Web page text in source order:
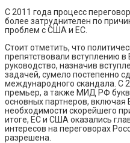
С 2011 года процесс
более затруднителен по
проблем с США и ЕС.
Стоит отметить, что
препятствовали вступлению в
руководство, назначив
задачей, сумело постепенно
международного скандала. С
премьер, а также МИД РФ
основных партнеров,
необходимости скорейшего
итоге, ЕС и США оказались
интересов на переговорах
разрешена.